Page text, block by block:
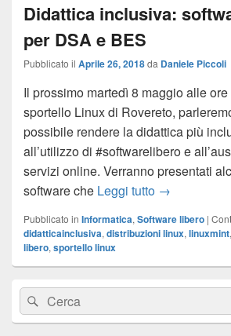
Didattica inclusiva:
per DSA e BES
Pubblicato il Aprile 26, 2018da Daniele Piccoli
Il prossimo martedì 8 maggio alle
sportello Linux di Rovereto,
possibile rendere la didattica più
all’utilizzo di #softwarelibero e
servizi online. Verranno presentati
software che Leggi tutto Didattica
→
Pubblicato in Informatica, Software libero |
didatticainclusiva, distribuzioni linux, linuxmint,
libero, sportello linux
Area
widget
barra
laterale
Cerca:Cerca